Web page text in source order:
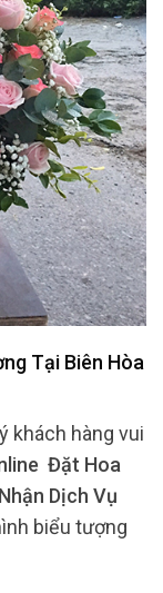
Tại Biên Hòa
khách hàng vui
Đặt Hoa
Dịch Vụ
biểu tượng